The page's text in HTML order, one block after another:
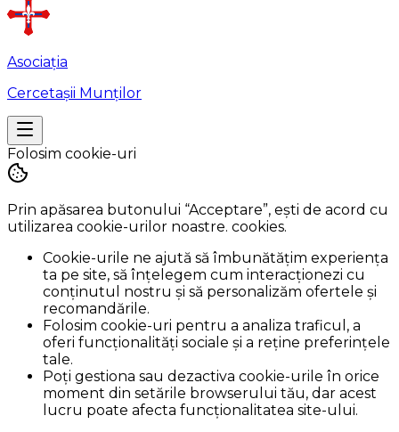
Asociația
Cercetașii Munților
Folosim cookie-uri
Prin apăsarea butonului “Acceptare”, ești de acord cu
utilizarea cookie-urilor noastre. cookies.
Cookie-urile ne ajută să îmbunătățim experiența
ta pe site, să înțelegem cum interacționezi cu
conținutul nostru și să personalizăm ofertele și
recomandările.
Folosim cookie-uri pentru a analiza traficul, a
oferi funcționalități sociale și a reține preferințele
tale.
Poți gestiona sau dezactiva cookie-urile în orice
moment din setările browserului tău, dar acest
lucru poate afecta funcționalitatea site-ului.